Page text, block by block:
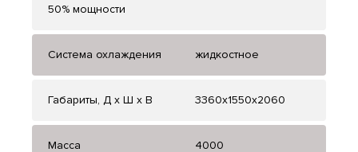
50% мощности
Система охлаждения жидкостное
Габариты, Д x Ш x В 3360x1550x2060
Масса 4000